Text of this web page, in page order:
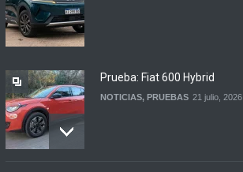
Prueba: Fiat 600 Hybrid
NOTICIAS, PRUEBAS 21 julio, 2026